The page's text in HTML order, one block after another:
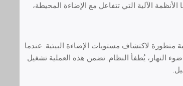
الآلية التي تتفاعل مع الإضاءة المحيطة،
لاكتشاف مستويات الإضاءة البيئية. عندما
النهار، يُطفأ النظام. تضمن هذه العملية تشغيل